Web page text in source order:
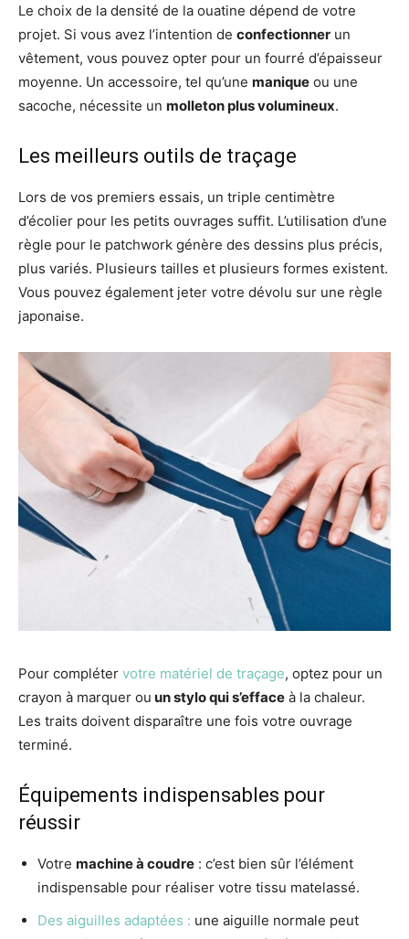
Le choix de la densité de la ouatine dépend de votre
projet. Si vous avez l’intention de confectionner un
vêtement, vous pouvez opter pour un fourré d’épaisseur
moyenne. Un accessoire, tel qu’une manique ou une
sacoche, nécessite un molleton plus volumineux.
Les meilleurs outils de traçage
Lors de vos premiers essais, un triple centimètre
d’écolier pour les petits ouvrages suffit. L’utilisation d’une
règle pour le patchwork génère des dessins plus précis,
plus variés. Plusieurs tailles et plusieurs formes existent.
Vous pouvez également jeter votre dévolu sur une règle
japonaise.
Pour compléter votre matériel de traçage, optez pour un
crayon à marquer ou un stylo qui s’efface à la chaleur.
Les traits doivent disparaître une fois votre ouvrage
terminé.
Équipements indispensables pour
réussir
Votre machine à coudre : c’est bien sûr l’élément
indispensable pour réaliser votre tissu matelassé.
Des aiguilles adaptées : une aiguille normale peut